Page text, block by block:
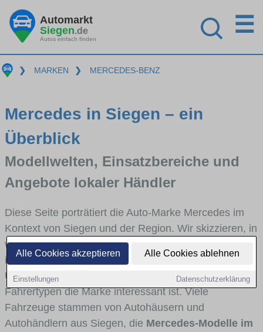
Alle Cookies akzeptieren Alle Cookies ablehnen
Einstellungen Datenschutzerklärung
Automarkt
Siegen.de
Autos einfach finden
☰
❯ MARKEN ❯ MERCEDES-BENZ
Mercedes in Siegen – ein
Überblick
Modellwelten, Einsatzbereiche und
Angebote lokaler Händler
Diese Seite porträtiert die Auto-Marke Mercedes im
Kontext von Siegen und der Region. Wir skizzieren, in
welchen Fahrzeugklassen Mercedes stark vertreten
ist, welche Modellreihen häufig im Stadt- und
Umlandverkehr zu sehen sind und für welche
Fahrertypen die Marke interessant ist. Viele
Fahrzeuge stammen von Autohäusern und
Autohändlern aus Siegen, die Mercedes-Modelle im